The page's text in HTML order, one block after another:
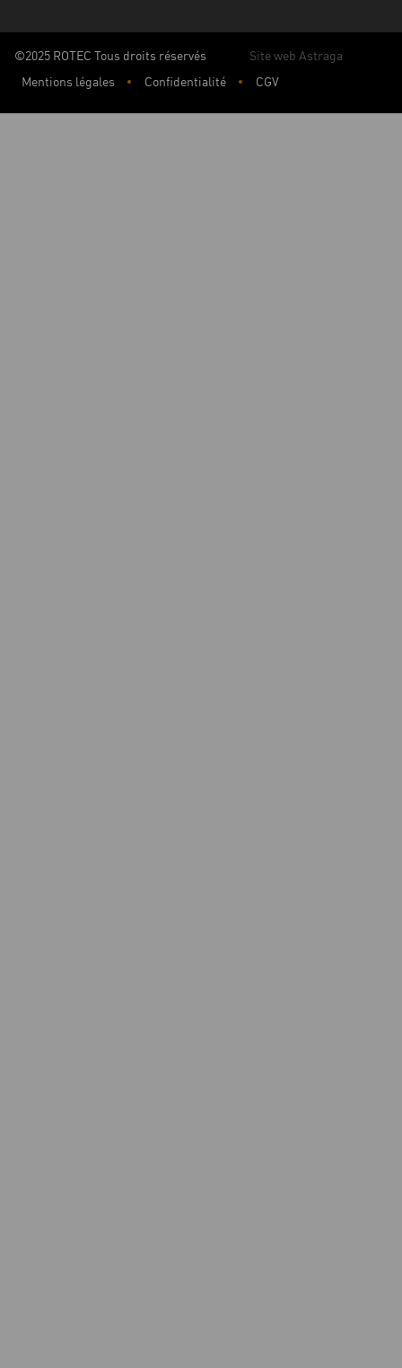
©2025 ROTEC Tous droits réservés
Site web Astraga
Mentions légales
Confidentialité CGV